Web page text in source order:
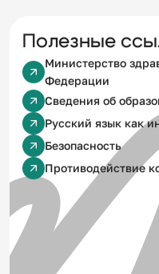
Полезные
Министерство
Федерации
Сведения об
Русский язык как
Безопасность
Противодействие